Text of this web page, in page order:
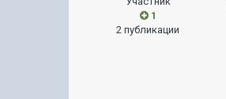
1
2 публикации